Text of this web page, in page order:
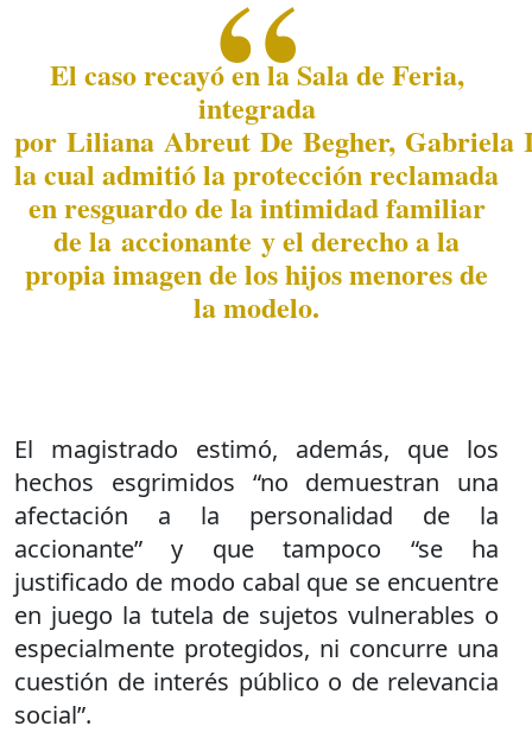
El caso recayó en la Sala de Feria,
integrada
por Liliana Abreut De Begher,
la cual admitió la protección reclamada
en resguardo de la intimidad familiar
de la accionante y el derecho a la
propia imagen de los hijos menores de
la modelo.
El magistrado estimó, además, que los
hechos esgrimidos “no demuestran una
afectación a la personalidad de la
accionante” y que tampoco “se ha
justificado de modo cabal que se encuentre
en juego la tutela de sujetos vulnerables o
especialmente protegidos, ni concurre una
cuestión de interés público o de relevancia
social”.